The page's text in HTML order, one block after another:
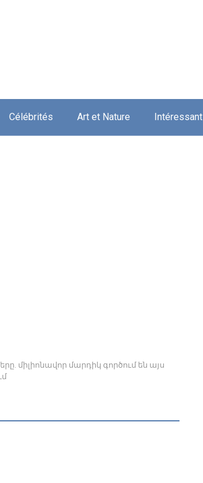
Célébrités Art et Nature Intéressant
միլիոնավոր մարդիկ գործում են այս